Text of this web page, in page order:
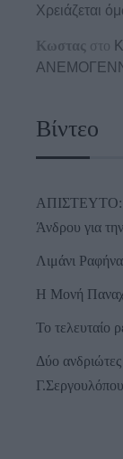
Χρειάζεται
Κωστας στο
Βίντεο
ΑΠΙΣΤΕΥΤΟ:
Άνδρου για
Λιμάνι
Η Μονή
Το τελευταίο
Δύο